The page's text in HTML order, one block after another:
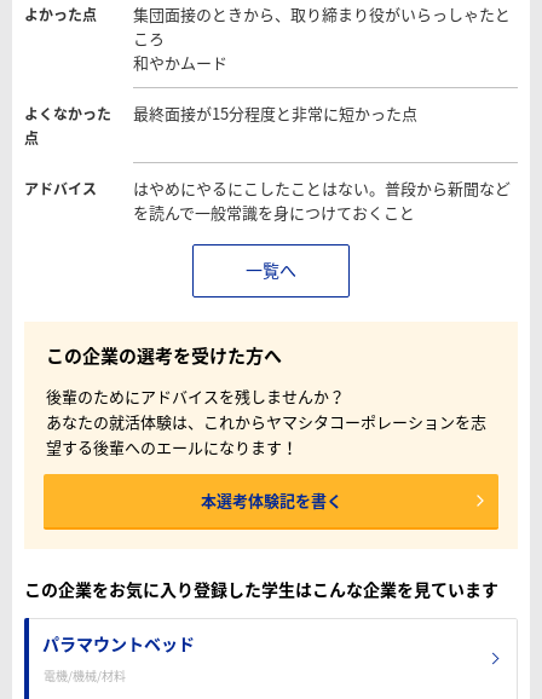
よかった点
集団面接のときから、取り締まり役がいらっしゃたと
ころ
和やかムード
よくなかった
点
最終面接が15分程度と非常に短かった点
アドバイス
はやめにやるにこしたことはない。普段から新聞など
を読んで一般常識を身につけておくこと
一覧へ
この企業の選考を受けた方へ
後輩のためにアドバイスを残しませんか？
あなたの就活体験は、これからヤマシタコーポレーションを志
望する後輩へのエールになります！
本選考体験記を書く
この企業をお気に入り登録した学生はこんな企業を見ています
パラマウントベッド
電機/機械/材料